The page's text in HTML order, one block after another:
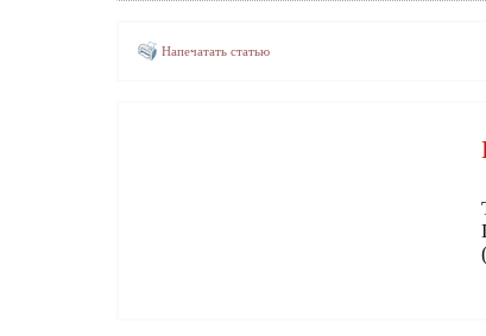
Напечатать статью